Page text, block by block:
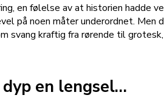
en følelse av at historien hadde
på noen måter underordnet.
svang kraftig fra rørende til
en lengsel…